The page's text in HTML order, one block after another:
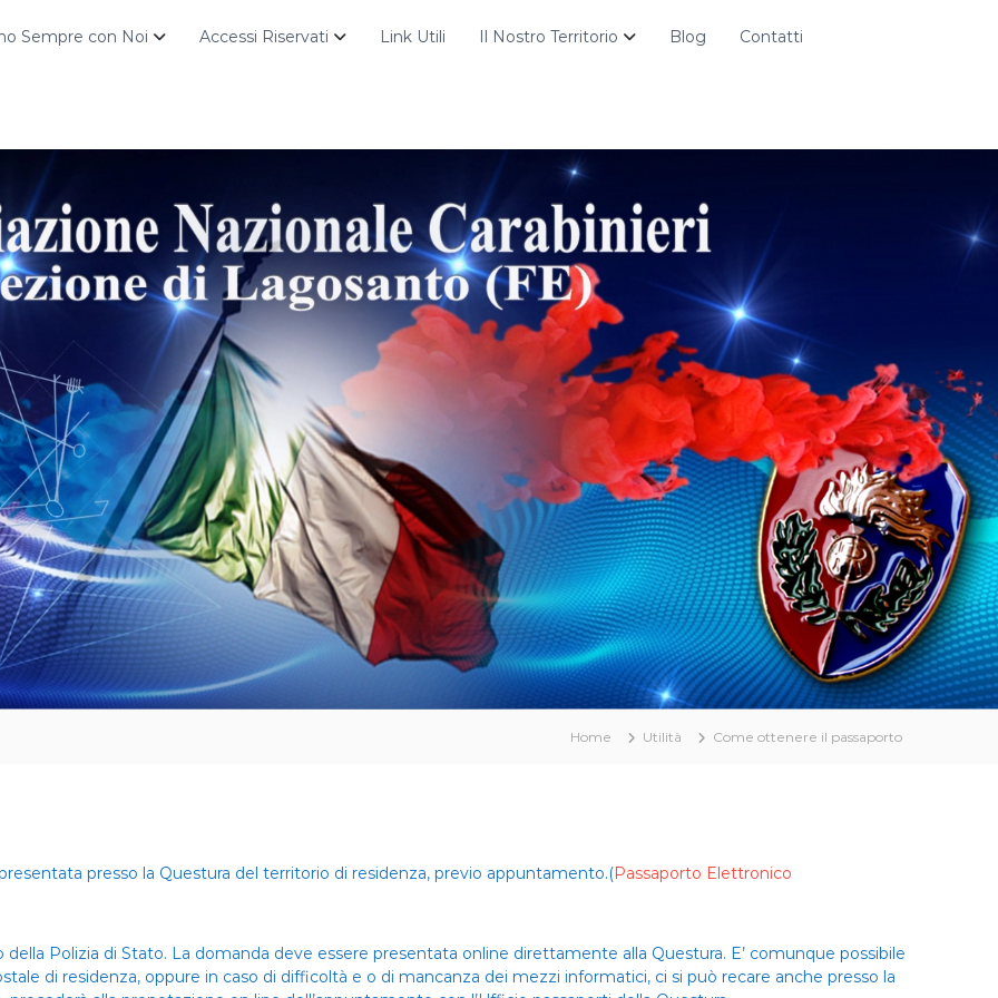
Sempre con Noi Accessi Riservati Link Utili Il Nostro Territorio Blog Contatti
Home Utilità Come ottenere il passaporto
presso la Questura del territorio di residenza, previo appuntamento.(Passaporto Elettronico
Polizia di Stato. La domanda deve essere presentata online direttamente alla Questura. E’ comunque possibile
di residenza, oppure in caso di difficoltà e o di mancanza dei mezzi informatici, ci si può recare anche presso la